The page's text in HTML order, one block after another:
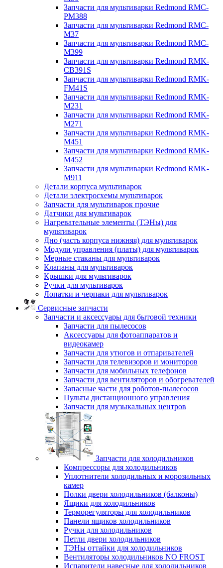
Запчасти для мультиварки Redmond RMC-
PM388
Запчасти для мультиварки Redmond RMC-
M37
Запчасти для мультиварки Redmond RMC-
M399
Запчасти для мультиварки Redmond RMK-
CB391S
Запчасти для мультиварки Redmond RMK-
FM41S
Запчасти для мультиварки Redmond RMK-
M231
Запчасти для мультиварки Redmond RMK-
M271
Запчасти для мультиварки Redmond RMK-
M451
Запчасти для мультиварки Redmond RMK-
M452
Запчасти для мультиварки Redmond RMK-
M911
Детали корпуса мультиварок
Детали электросхемы мультиварок
Запчасти для мультиварок прочие
Датчики для мультиварок
Нагревательные элементы (ТЭНы) для
мультиварок
Дно (часть корпуса нижняя) для мультиварок
Модули управления (платы) для мультиварок
Мерные стаканы для мультиварок
Клапаны для мультиварок
Крышки для мультиварок
Ручки для мультиварок
Лопатки и черпаки для мультиварок
Сервисные запчасти
Запчасти и аксессуары для бытовой техники
Запчасти для пылесосов
Аксессуары для фотоаппаратов и
видеокамер
Запчасти для утюгов и отпаривателей
Запчасти для телевизоров и мониторов
Запчасти для мобильных телефонов
Запчасти для вентиляторов и обогревателей
Запасные части для роботов-пылесосов
Пульты дистанционного управления
Запчасти для музыкальных центров
Запчасти для холодильников
Компрессоры для холодильников
Уплотнители холодильных и морозильных
камер
Полки двери холодильников (балконы)
Ящики для холодильников
Терморегуляторы для холодильников
Панели ящиков холодильников
Ручки для холодильников
Петли двери холодильников
ТЭНы оттайки для холодильников
Вентиляторы холодильников NO FROST
Испарители навесные для холодильников